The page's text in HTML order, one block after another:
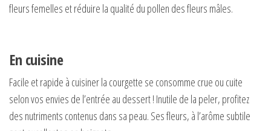
fleurs femelles et réduire la qualité du pollen des fleurs mâles.
En cuisine
Facile et rapide à cuisiner la courgette se consomme crue ou cuite
selon vos envies de l’entrée au dessert ! Inutile de la peler, profitez
des nutriments contenus dans sa peau. Ses fleurs, à l’arôme subtile